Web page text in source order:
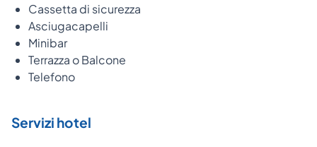
Cassetta di sicurezza
Asciugacapelli
Minibar
Terrazza o Balcone
Telefono
Servizi hotel